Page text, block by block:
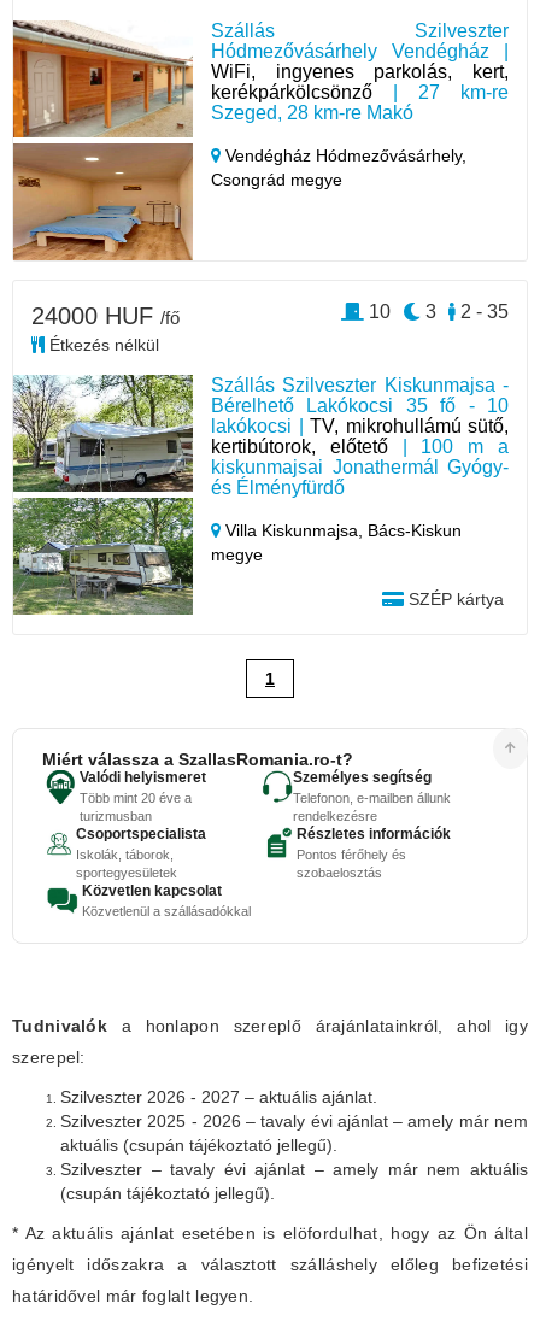
Szállás Szilveszter
Hódmezővásárhely Vendégház |
WiFi, ingyenes parkolás, kert,
kerékpárkölcsönző | 27 km-re
Szeged, 28 km-re Makó
Vendégház Hódmezővásárhely,
Csongrád megye
Szállás Szilveszter Kiskunmajsa -
Bérelhető Lakókocsi 35 fő - 10
lakókocsi |TV, mikrohullámú sütő,
kertibútorok, előtető| 100 m a
kiskunmajsai Jonathermál Gyógy-
és Élményfürdő
Villa Kiskunmajsa, Bács-Kiskun
megye
SZÉP kártya
24000 HUF /fő
Étkezés nélkül
2 - 35
3
10
1
Miért válassza a SzallasRomania.ro-t?
Valódi helyismeret
Több mint 20 éve a
turizmusban
Személyes segítség
Telefonon, e-mailben állunk
rendelkezésre
Csoportspecialista
Iskolák, táborok,
sportegyesületek
Részletes információk
Pontos férőhely és
szobaelosztás
Közvetlen kapcsolat
Közvetlenül a szállásadókkal
Tudnivalók a honlapon szereplő árajánlatainkról, ahol igy
szerepel:
Szilveszter 2026 - 2027 – aktuális ajánlat.
Szilveszter 2025 - 2026 – tavaly évi ajánlat – amely már nem
aktuális (csupán tájékoztató jellegű).
Szilveszter – tavaly évi ajánlat – amely már nem aktuális
(csupán tájékoztató jellegű).
* Az aktuális ajánlat esetében is elöfordulhat, hogy az Ön által
igényelt időszakra a választott szálláshely előleg befizetési
határidővel már foglalt legyen.